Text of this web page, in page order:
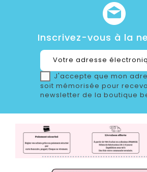
Inscrivez-vous à la
J'accepte que mon
soit mémorisée pour
newsletter de la boutique